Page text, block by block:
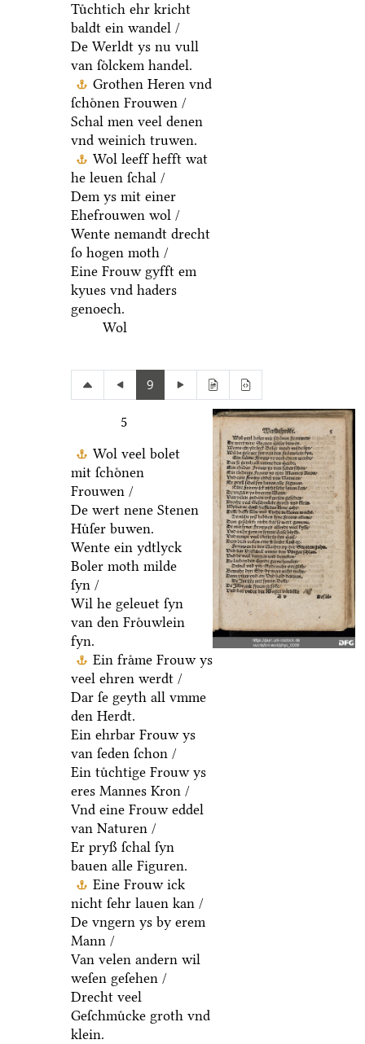
Tuͤchtich ehr kricht
baldt ein wandel /
De Werldt ys nu vull
van ſoͤlckem handel.
Grothen Heren vnd
ſchoͤnen Frouwen /
Schal men veel denen
vnd weinich truwen.
Wol leeff hefft wat
he leuen ſchal /
Dem ys mit einer
Ehefrouwen wol /
Wente nemandt drecht
ſo hogen moth /
Eine Frouw gyfft em
kyues vnd haders
genoech.
Wol
9
5
Wol veel bolet
mit ſchoͤnen
Frouwen /
De wert nene Stenen
Huͤſer buwen.
Wente ein ydtlyck
Boler moth milde
ſyn /
Wil he geleuet ſyn
van den Froͤuwlein
fyn.
Ein fraͤme Frouw ys
veel ehren werdt /
Dar ſe geyth all vmme
den Herdt.
Ein ehrbar Frouw ys
van ſeden ſchon /
Ein tuͤchtige Frouw ys
eres Mannes Kron /
Vnd eine Frouw eddel
van Naturen /
Er pryß ſchal ſyn
bauen alle Figuren.
Eine Frouw ick
nicht ſehr lauen kan /
De vngern ys by erem
Mann /
Van velen andern wil
weſen geſehen /
Drecht veel
Geſchmuͤcke groth vnd
klein.